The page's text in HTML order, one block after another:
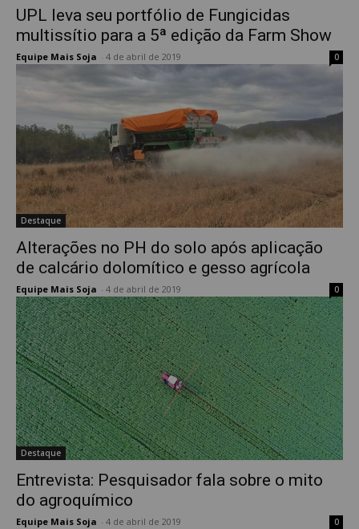
UPL leva seu portfólio de Fungicidas
multissítio para a 5ª edição da Farm Show
Equipe Mais Soja 4 de abril de 2019 0
Destaque
Alterações no PH do solo após aplicação
de calcário dolomítico e gesso agrícola
Equipe Mais Soja 4 de abril de 2019 0
Destaque
Entrevista: Pesquisador fala sobre o mito
do agroquímico
Equipe Mais Soja 4 de abril de 2019 0